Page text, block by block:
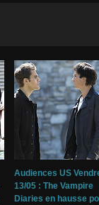
Audiences US
13/05 : The Vampire
Diaries en hausse